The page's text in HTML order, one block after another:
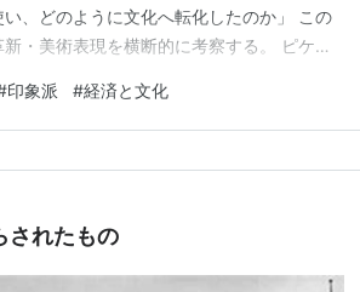
、どのように文化へ転化したのか」 この
・美術表現を横断的に考察する。 ピケテ
ある。この不等式が長期にわたり成立す
印象派 #経済と文化
されたもの